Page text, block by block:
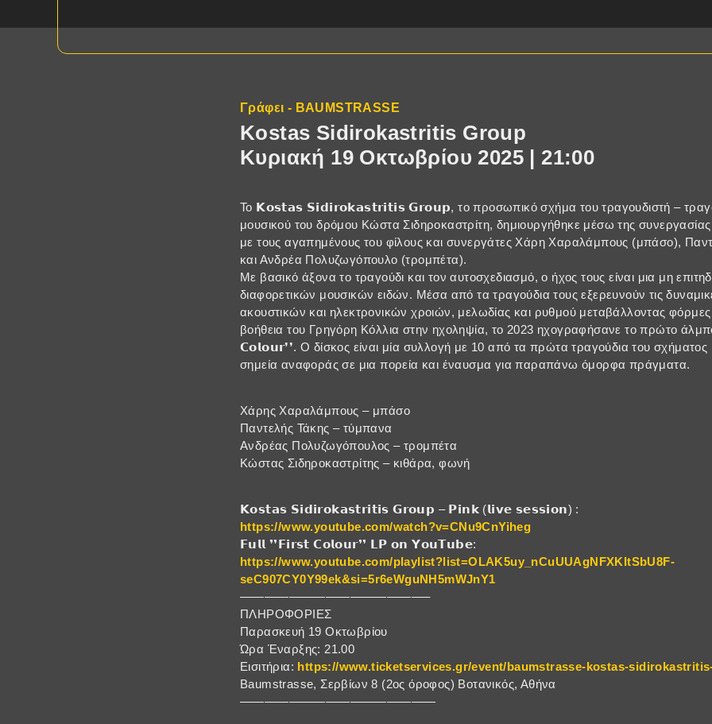
Γράφει - BAUMSTRASSE
Kostas Sidirokastritis Group
Κυριακή 19 Οκτωβρίου 2025 | 21:00
Το 𝗞𝗼𝘀𝘁𝗮𝘀 𝗦𝗶𝗱𝗶𝗿𝗼𝗸𝗮𝘀𝘁𝗿𝗶𝘁𝗶𝘀 𝗚𝗿𝗼𝘂𝗽, το προσωπικό σχήμα του τραγουδιστή –
μουσικού του δρόμου Κώστα Σιδηροκαστρίτη, δημιουργήθηκε μέσω της συνεργασίας
με τους αγαπημένους του φίλους και συνεργάτες Χάρη Χαραλάμπους (μπάσο),
και Ανδρέα Πολυζωγόπουλο (τρομπέτα).
Με βασικό άξονα το τραγούδι και τον αυτοσχεδιασμό, ο ήχος τους είναι μια μη
διαφορετικών μουσικών ειδών. Μέσα από τα τραγούδια τους εξερευνούν τις
ακουστικών και ηλεκτρονικών χροιών, μελωδίας και ρυθμού μεταβάλλοντας
βοήθεια του Γρηγόρη Κόλλια στην ηχοληψία, το 2023 ηχογραφήσανε το πρώτο
𝗖𝗼𝗹𝗼𝘂𝗿❜❜. Ο δίσκος είναι μία συλλογή με 10 από τα πρώτα τραγούδια του
σημεία αναφοράς σε μια πορεία και έναυσμα για παραπάνω όμορφα πράγματα.
Χάρης Χαραλάμπους – μπάσο
Παντελής Τάκης – τύμπανα
Ανδρέας Πολυζωγόπουλος – τρομπέτα
Κώστας Σιδηροκαστρίτης – κιθάρα, φωνή
𝗞𝗼𝘀𝘁𝗮𝘀 𝗦𝗶𝗱𝗶𝗿𝗼𝗸𝗮𝘀𝘁𝗿𝗶𝘁𝗶𝘀 𝗚𝗿𝗼𝘂𝗽 – 𝗣𝗶𝗻𝗸 (𝗹𝗶𝘃𝗲 𝘀𝗲𝘀𝘀𝗶𝗼𝗻) :
https://www.youtube.com/watch?v=CNu9CnYiheg
𝗙𝘂𝗹𝗹 ❜❜𝗙𝗶𝗿𝘀𝘁 𝗖𝗼𝗹𝗼𝘂𝗿❜❜ 𝗟𝗣 𝗼𝗻 𝗬𝗼𝘂𝗧𝘂𝗯𝗲:
https://www.youtube.com/playlist?list=OLAK5uy_nCuUUAgNFXKItSbU8F-
seC907CY0Y99ek&si=5r6eWguNH5mWJnY1
———————————————–
ΠΛΗΡΟΦΟΡΙΕΣ
Παρασκευή 19 Οκτωβρίου
Ώρα Έναρξης: 21.00
Eισιτήρια: https://www.ticketservices.gr/event/baumstrasse-kostas-
Baumstrasse, Σερβίων 8 (2ος όροφος) Βοτανικός, Αθήνα
————————————————